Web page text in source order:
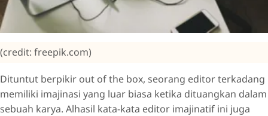
(credit: freepik.com)
Dituntut berpikir out of the box, seorang editor terkadang
memiliki imajinasi yang luar biasa ketika dituangkan dalam
sebuah karya. Alhasil kata-kata editor imajinatif ini juga